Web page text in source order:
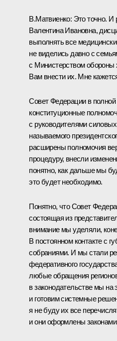
В.Матвиенко: Это точно. И
Валентина Ивановна,
выполнять все
не виделись давно с
с Министерством обороны
Вам внести их. Мне
Совет Федерации в
конституционные
с руководителями
называемого
расширены полномочия
процедуру, внесли
понятно, как дальше мы
это будет необходимо.
Понятно, что Совет
состоящая из
внимание мы уделяли,
В постоянном контакте с
собраниями. И мы стали
федеративного
любые обращения
в законодательстве мы
и готовим системные
я не буду их все
и они оформлены